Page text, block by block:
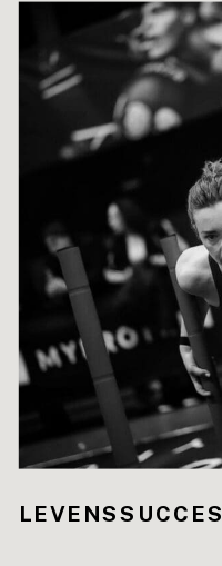
LEVENSSUCCES